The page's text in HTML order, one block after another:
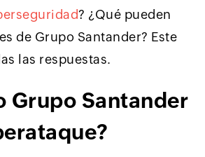
? ¿Qué pueden
de Grupo Santander? Este
las respuestas.
Grupo Santander